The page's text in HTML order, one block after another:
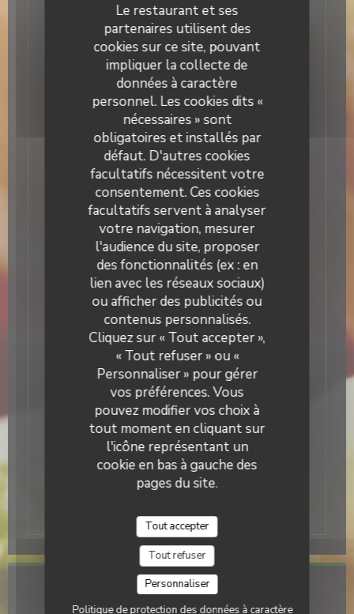
Le restaurant et ses
partenaires utilisent des
cookies sur ce site, pouvant
impliquer la collecte de
données à caractère
personnel. Les cookies dits «
nécessaires » sont
obligatoires et installés par
défaut. D'autres cookies
facultatifs nécessitent votre
consentement. Ces cookies
facultatifs servent à analyser
votre navigation, mesurer
l'audience du site, proposer
des fonctionnalités (ex : en
lien avec les réseaux sociaux)
ou afficher des publicités ou
contenus personnalisés.
Cliquez sur « Tout accepter »,
« Tout refuser » ou «
Personnaliser » pour gérer
vos préférences. Vous
pouvez modifier vos choix à
tout moment en cliquant sur
l'icône représentant un
cookie en bas à gauche des
pages du site.
Tout accepter
Tout refuser
Personnaliser
Politique de protection des données à caractère
l’italienne : à volonté, gourmand, et fait
maison. (Uniquement la formule brunch :
pas de service à carte)
Deux ambiances, une seule adresse.
Réservez directement en ligne !
Une empreinte bancaire vous sera demandée
à partir de 5 personnes les lundis, mardis &
jeudis, à partir de 3 personnes les vendredis
& samedis, & pour chaque réservation au
brunch. L’annulation est gratuite jusqu’à
2h avant votre arrivée. Au-delà, le
montant sera débité.
ATTENTION : des sites frauduleux de
conciergeries se font passer pour nous :
si vous avez un appel d’un 01…. Ou un
homme au téléphone : ce n’est pas nous.
RÉSERVATION uniquement sur
ZENCHEF.
Infos pratiques